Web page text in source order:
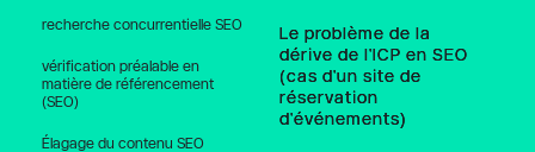
recherche concurrentielle SEO
vérification préalable en
matière de référencement
(SEO)
Élagage du contenu SEO
Le problème de la
dérive de l'ICP en SEO
(cas d'un site de
réservation
d'événements)